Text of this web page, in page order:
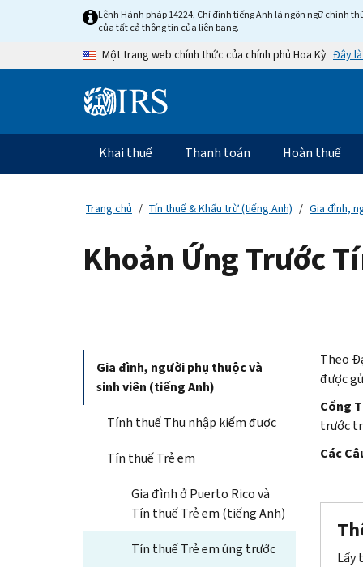
Skip to main contentLệnh Hành pháp 14224, Chỉ định tiếng Anh là ngôn ngữ chính
của tất cả thông tin của liên bang.
Một trang web chính thức của chính phủ Hoa Kỳ Đây
Information Menu
Điều hướng chính
Khai thuế Thanh toán Hoàn thuế
Trang chủ Tín thuế & Khấu trừ (tiếng Anh) Gia đình,
Khoản Ứng Trước
Gia đình, người phụ thuộc và
sinh viên (tiếng Anh)
Tính thuế Thu nhập kiếm được
Tín thuế Trẻ em
Gia đình ở Puerto Rico và
Tín thuế Trẻ em (tiếng Anh)
Tín thuế Trẻ em ứng trước
Theo
được
Cổng
trước
Các
Lấy